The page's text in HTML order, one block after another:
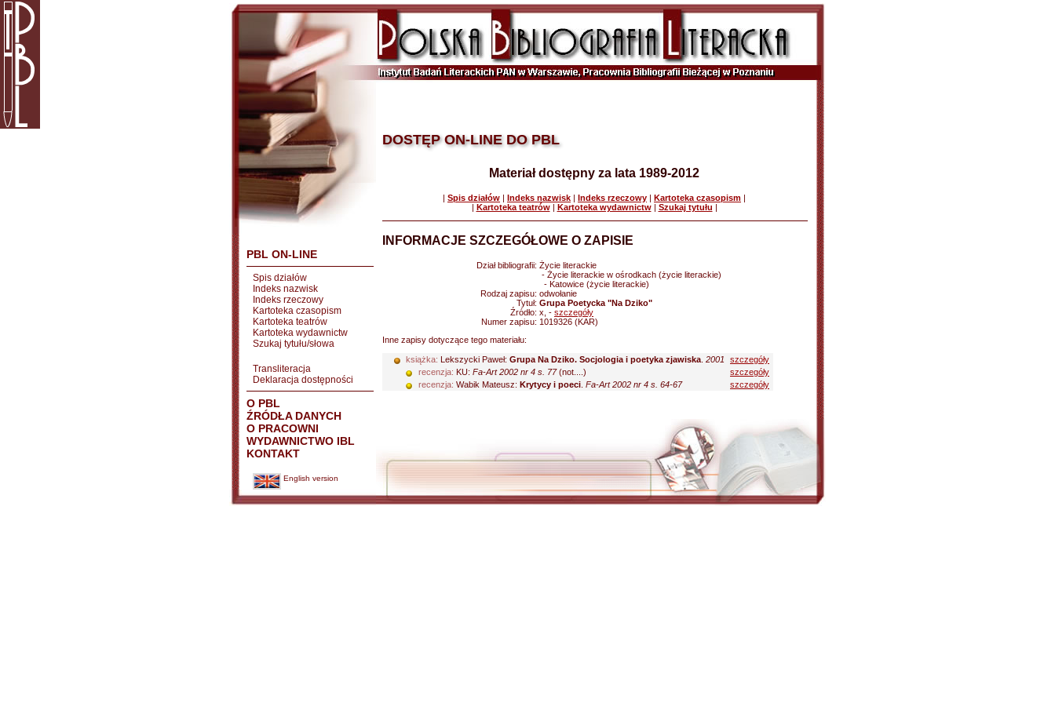
PBL ON-LINE
Spis działów
Indeks nazwisk
Indeks rzeczowy
Kartoteka czasopism
Kartoteka teatrów
Kartoteka wydawnictw
Szukaj tytułu/słowa
Transliteracja
Deklaracja dostępności
O PBL
ŹRÓDŁA DANYCH
O PRACOWNI
WYDAWNICTWO IBL
KONTAKT
English version
DOSTĘP ON-LINE DO PBL
Materiał dostępny za lata 1989-2012
| Spis działów | Indeks nazwisk | Indeks rzeczowy | Kartoteka czasopism |
| Kartoteka teatrów| Kartoteka wydawnictw| Szukaj tytułu |
INFORMACJE SZCZEGÓŁOWE O ZAPISIE
Dział bibliografii: Życie literackie
- Życie literackie w ośrodkach (życie literackie)
- Katowice (życie literackie)
Rodzaj zapisu: odwołanie
Tytuł: Grupa Poetycka "Na Dziko"
Źródło: x, - szczegóły
Numer zapisu: 1019326 (KAR)
Inne zapisy dotyczące tego materiału:
książka: Lekszycki Paweł: Grupa Na Dziko. Socjologia i poetyka zjawiska 2001
szczegóły
recenzja: KU: Fa-Art 2002 nr 4 s. 77(not....)
szczegóły
recenzja: Wabik Mateusz: Krytycy i poeci Fa-Art 2002 nr 4 s. 64-67 szczegóły